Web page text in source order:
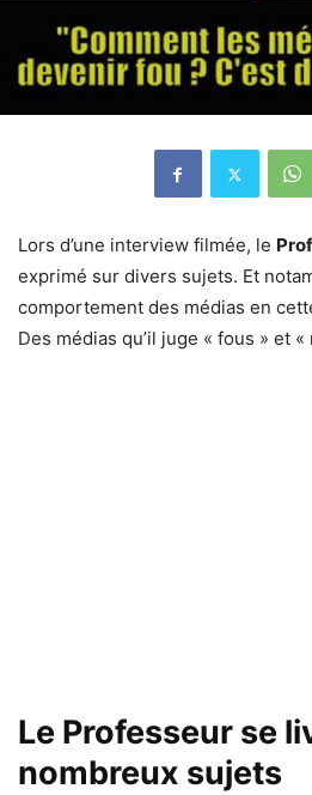
Lors d’une interview filmée, le
exprimé sur divers sujets. Et
comportement des médias en
Des médias qu’il juge « fous » et «
Le Professeur se
nombreux sujets